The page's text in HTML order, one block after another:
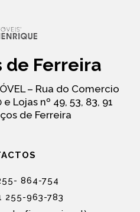
de Ferreira
– Rua do Comercio
Lojas nº 49, 53, 83, 91
de Ferreira
864-754
255-963-783